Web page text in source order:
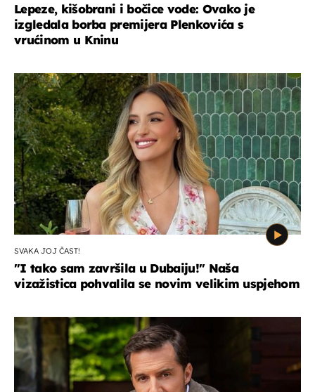
Lepeze, kišobrani i bočice vode: Ovako je
izgledala borba premijera Plenkovića s
vrućinom u Kninu
SVAKA JOJ ČAST!
"I tako sam završila u Dubaiju!" Naša
vizažistica pohvalila se novim velikim uspjehom